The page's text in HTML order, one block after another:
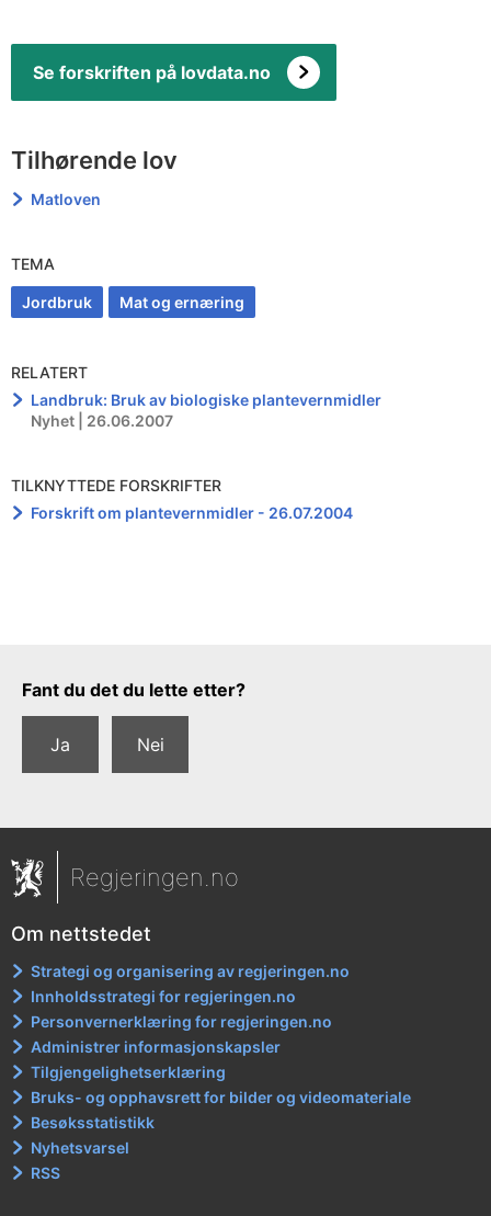
Se forskriften på lovdata.no
Tilhørende lov
Matloven
TEMA
Jordbruk Mat og ernæring
RELATERT
Landbruk: Bruk av biologiske plantevernmidler
Nyhet | 26.06.2007
TILKNYTTEDE FORSKRIFTER
Forskrift om plantevernmidler - 26.07.2004
Tilbakemeldingsskjema
Fant du det du lette etter?
Ja Nei
Regjeringen.no
Om nettstedet
Strategi og organisering av regjeringen.no
Innholdsstrategi for regjeringen.no
Personvernerklæring for regjeringen.no
Administrer informasjonskapsler
Tilgjengelighetserklæring
Bruks- og opphavsrett for bilder og videomateriale
Besøksstatistikk
Nyhetsvarsel
RSS